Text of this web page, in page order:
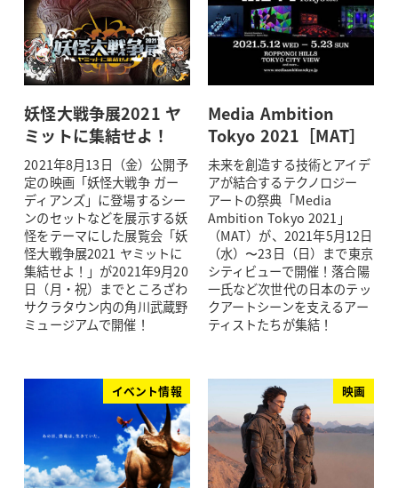
妖怪大戦争展2021 ヤ
ミットに集結せよ！
2021年8月13日（金）公開予
定の映画「妖怪大戦争 ガー
ディアンズ」に登場するシー
ンのセットなどを展示する妖
怪をテーマにした展覧会「妖
怪大戦争展2021 ヤミットに
集結せよ！」が2021年9月20
日（月・祝）までところざわ
サクラタウン内の角川武蔵野
ミュージアムで開催！
Media Ambition
Tokyo 2021［MAT］
未来を創造する技術とアイデ
アが結合するテクノロジー
アートの祭典「Media
Ambition Tokyo 2021」
（MAT）が、2021年5月12日
（水）〜23日（日）まで東京
シティビューで開催！落合陽
一氏など次世代の日本のテッ
クアートシーンを支えるアー
ティストたちが集結！
イベント情報 映画